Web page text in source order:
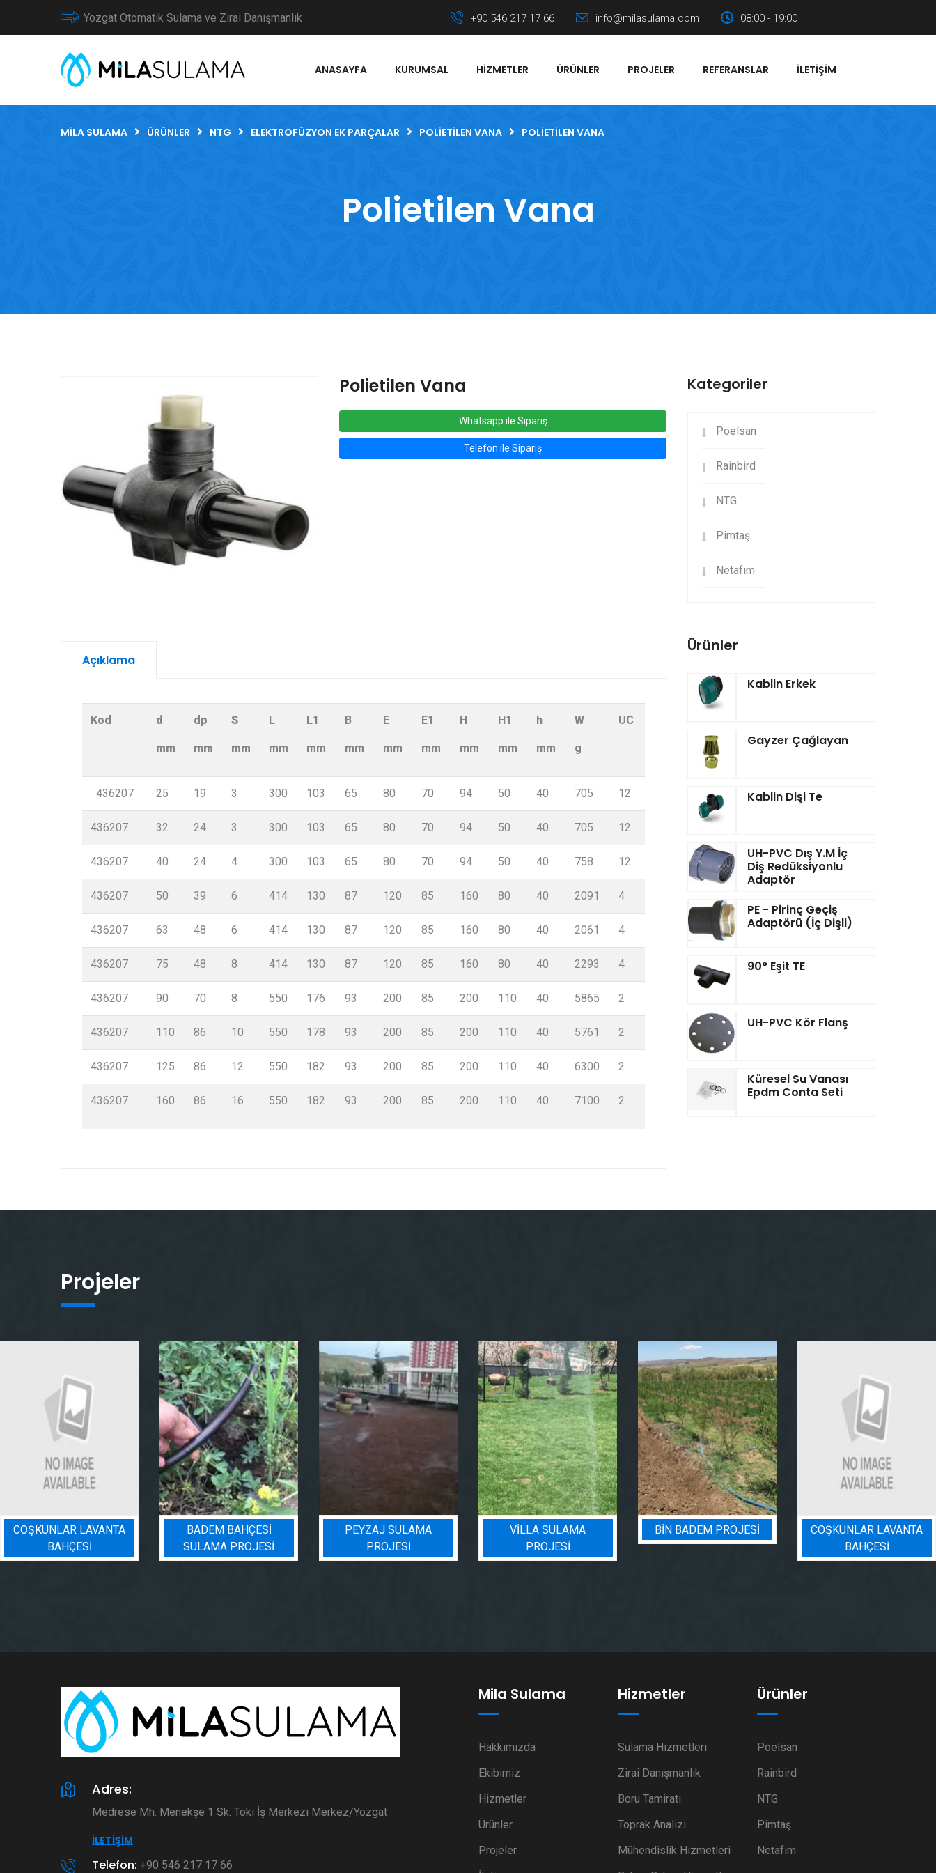
Yozgat Otomatik Sulama ve Zirai Danışmanlık +90 546 217 17 66 info@milasulama.com 08:00 - 19:00
ANASAYFA KURUMSAL HIZMETLER ÜRÜNLER PROJELER REFERANSLAR İLETIŞIM
MILA SULAMA ÜRÜNLER NTG ELEKTROFÜZYON EK PARÇALAR POLIETILEN VANA POLIETILEN VANA
Polietilen Vana
Polietilen Vana
Whatsapp ile Sipariş
Telefon ile Sipariş
Açıklama
Kod d
mm
dp
mm
S
mm
L
mm
L1
mm
B
mm
E
mm
E1
mm
H
mm
H1
mm
h
mm
W
g
UC
436207 25 19 3 300 103 65 80 70 94 50 40 705 12
436207 32 24 3 300 103 65 80 70 94 50 40 705 12
436207 40 24 4 300 103 65 80 70 94 50 40 758 12
436207 50 39 6 414 130 87 120 85 160 80 40 2091 4
436207 63 48 6 414 130 87 120 85 160 80 40 2061 4
436207 75 48 8 414 130 87 120 85 160 80 40 2293 4
436207 90 70 8 550 176 93 200 85 200 110 40 5865 2
436207 110 86 10 550 178 93 200 85 200 110 40 5761 2
436207 125 86 12 550 182 93 200 85 200 110 40 6300 2
436207 160 86 16 550 182 93 200 85 200 110 40 7100 2
Kategoriler
Poelsan
Rainbird
NTG
Pimtaş
Netafim
Ürünler
Kablin Erkek
Gayzer Çağlayan
Kablin Dişi Te
UH-PVC Dış Y.M İç
Diş Redüksiyonlu
Adaptör
PE - Pirinç Geçiş
Adaptörü (İç Dişli)
90° Eşit TE
UH-PVC Kör Flanş
Küresel Su Vanası
Epdm Conta Seti
Projeler
COŞKUNLAR LAVANTA
BAHÇESİ
BADEM BAHÇESI
SULAMA PROJESI
PEYZAJ SULAMA
PROJESI
VILLA SULAMA
PROJESI
BIN BADEM PROJESI
COŞKUNLAR LAVANTA
BAHÇESİ
Adres:
Medrese Mh. Menekşe 1 Sk. Toki İş Merkezi Merkez/Yozgat
İLETIŞIM
Telefon: +90 546 217 17 66
Mila Sulama
Hakkımızda
Ekibimiz
Hizmetler
Ürünler
Projeler
Hizmetler
Sulama Hizmetleri
Zirai Danışmanlık
Boru Tamiratı
Toprak Analizi
Mühendislik Hizmetleri
Ürünler
Poelsan
Rainbird
NTG
Pimtaş
Netafim